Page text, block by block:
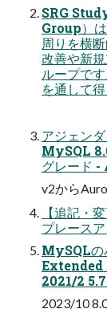
SRG
Group）
周りを横
改善や新
ループで
を通して
アジェン
MySQL
グレード
v2から
【追記・
プレース
MySQLの
Extended
2021/2
2023/10